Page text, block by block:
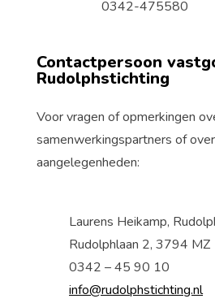
0342-475580
Contactpersoon
Rudolphstichting
Voor vragen of opmerkingen
samenwerkingspartners of
aangelegenheden:
Laurens Heikamp,
Rudolphlaan 2, 3794 MZ
0342 – 45 90 10
info@rudolphstichting.nl